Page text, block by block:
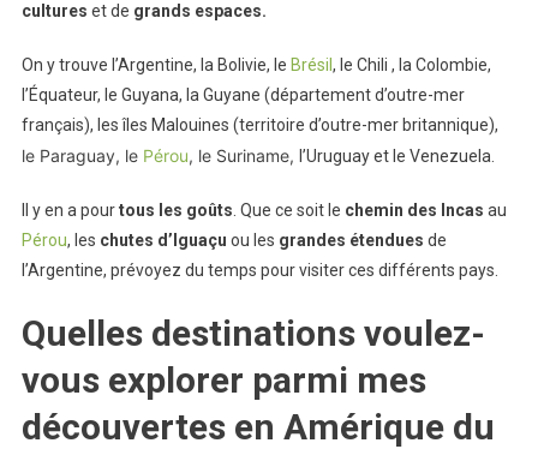
cultures et de grands espaces.
On y trouve l’Argentine, la Bolivie, le Brésil , le Chili , la Colombie,
l’Équateur, le Guyana, la Guyane (département d’outre-mer
français), les îles Malouines (territoire d’outre-mer britannique),
le Paraguay, le Pérou, le Suriname, l’Uruguay et le Venezuela.
Il y en a pourtous les goûts . Que ce soit le chemin des Incas au
Pérou, les chutes d’Iguaçu ou les grandes étendues de
l’Argentine, prévoyez du temps pour visiter ces différents pays.
Quelles destinations voulez-
vous explorer parmi mes
découvertes en Amérique du